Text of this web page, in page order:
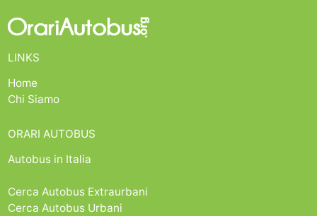
LINKS
Home
Chi Siamo
ORARI AUTOBUS
Autobus in Italia
Cerca Autobus Extraurbani
Cerca Autobus Urbani